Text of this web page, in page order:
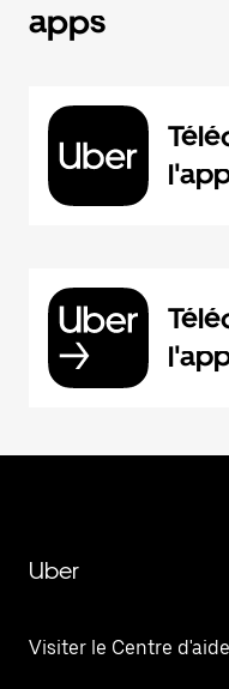
apps
Uber
Visiter le Centre d'aide